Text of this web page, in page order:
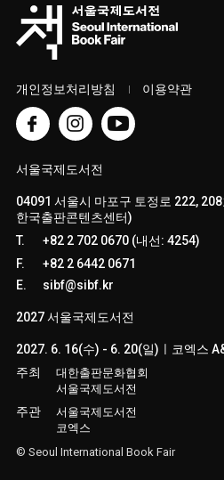
개인정보처리방침 이용약관
서울국제도서전
04091 서울시 마포구 토정로 222,
한국출판콘텐츠센터)
T.
+82 2 702 0670 (내선: 4254)
F.
+82 2 6442 0671
E.
sibf@sibf.kr
2027 서울국제도서전
2027. 6. 16(수) - 6. 20(일)ㅣ코엑스
주최
대한출판문화협회
서울국제도서전
주관
서울국제도서전
코엑스
© Seoul International Book Fair